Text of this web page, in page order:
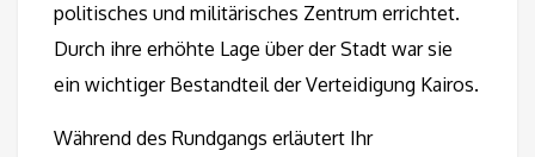
politisches und militärisches Zentrum errichtet.
Durch ihre erhöhte Lage über der Stadt war sie
ein wichtiger Bestandteil der Verteidigung Kairos.
Während des Rundgangs erläutert Ihr